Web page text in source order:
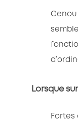
Genou
Lorsque
Fortes